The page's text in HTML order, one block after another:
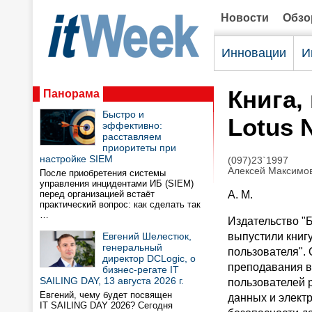
Новости
Инновации
Панорама
Быстро и
эффективно:
расставляем
приоритеты при
настройке SIEM
После приобретения системы
управления инцидентами ИБ (SIEM)
перед организацией встаёт
практический вопрос: как сделать так
…
Евгений Шелестюк,
генеральный
директор DCLogic, о
бизнес-регате IT
SAILING DAY, 13 августа 2026 г.
Евгений, чему будет посвящен
IT SAILING DAY 2026? Сегодня
Lotus
(097)23`1997
Алексей
А. М.
Издательство
выпустили
преподавания
пользователей
данных и